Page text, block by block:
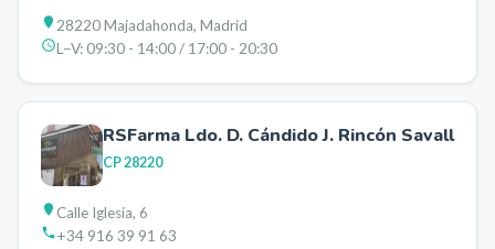
28220 Majadahonda, Madrid
L–V:09:30 - 14:00 / 17:00 - 20:30
RSFarma Ldo. D. Cándido J. Rincón Savall
CP28220
Calle Iglesia, 6
+34 916 39 91 63